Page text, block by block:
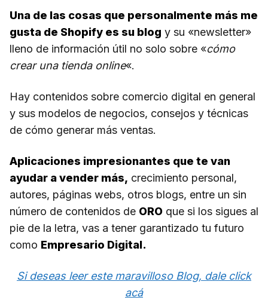
Una de las cosas que personalmente más me
gusta de Shopify es su blog y su «newsletter»
lleno de información útil no solo sobre «cómo
crear una tienda online«.
Hay contenidos sobre comercio digital en general
y sus modelos de negocios, consejos y técnicas
de cómo generar más ventas.
Aplicaciones impresionantes que te van
ayudar a vender más, crecimiento personal,
autores, páginas webs, otros blogs, entre un sin
número de contenidos de ORO que si los sigues al
pie de la letra, vas a tener garantizado tu futuro
como Empresario Digital.
Si deseas leer este maravilloso Blog, dale click
acá